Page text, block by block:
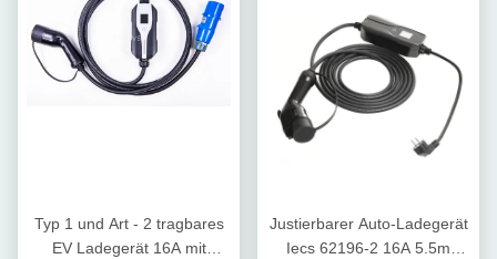
Typ 1 und Art - 2 tragbares
EV Ladegerät 16A mit
Justierbarer Auto-Ladegerät
Iecs 62196-2 16A 5.5m